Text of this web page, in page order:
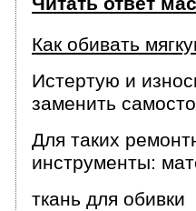
Как обивать
Истертую и
заменить
Для таких
инструменты:
ткань для обивки